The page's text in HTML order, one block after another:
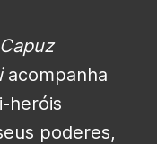
Capuz
acompanha
heróis
poderes,